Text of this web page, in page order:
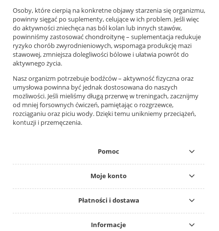
Osoby, które cierpią na konkretne objawy starzenia się organizmu,
powinny sięgać po suplementy, celujące w ich problem. Jeśli więc
do aktywności zniechęca nas ból kolan lub innych stawów,
powinniśmy zastosowaćchondroitynę– suplementacja redukuje
ryzyko chorób zwyrodnieniowych, wspomaga produkcję mazi
stawowej, zmniejsza dolegliwości bólowe i ułatwia powrót do
aktywnego życia.
Nasz organizm potrzebuje bodźców – aktywność fizyczna oraz
umysłowa powinna być jednak dostosowana do naszych
możliwości. Jeśli mieliśmy długą przerwę w treningach, zacznijmy
od mniej forsownych ćwiczeń, pamiętając o rozgrzewce,
rozciąganiu oraz piciu wody. Dzięki temu unikniemy przeciążeń,
kontuzji i przemęczenia.
Pomoc
Moje konto
Płatności i dostawa
Informacje